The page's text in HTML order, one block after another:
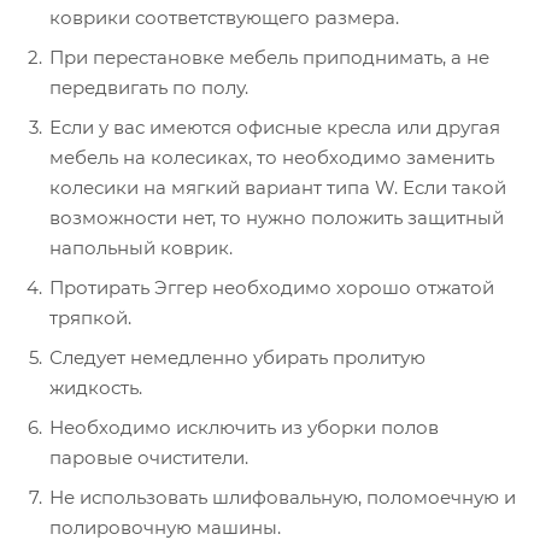
коврики соответствующего размера.
При перестановке мебель приподнимать, а не
передвигать по полу.
Если у вас имеются офисные кресла или другая
мебель на колесиках, то необходимо заменить
колесики на мягкий вариант типа W. Если такой
возможности нет, то нужно положить защитный
напольный коврик.
Протирать Эггер необходимо хорошо отжатой
тряпкой.
Следует немедленно убирать пролитую
жидкость.
Необходимо исключить из уборки полов
паровые очистители.
Не использовать шлифовальную, поломоечную и
полировочную машины.